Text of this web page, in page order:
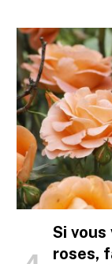
Si vous
roses,